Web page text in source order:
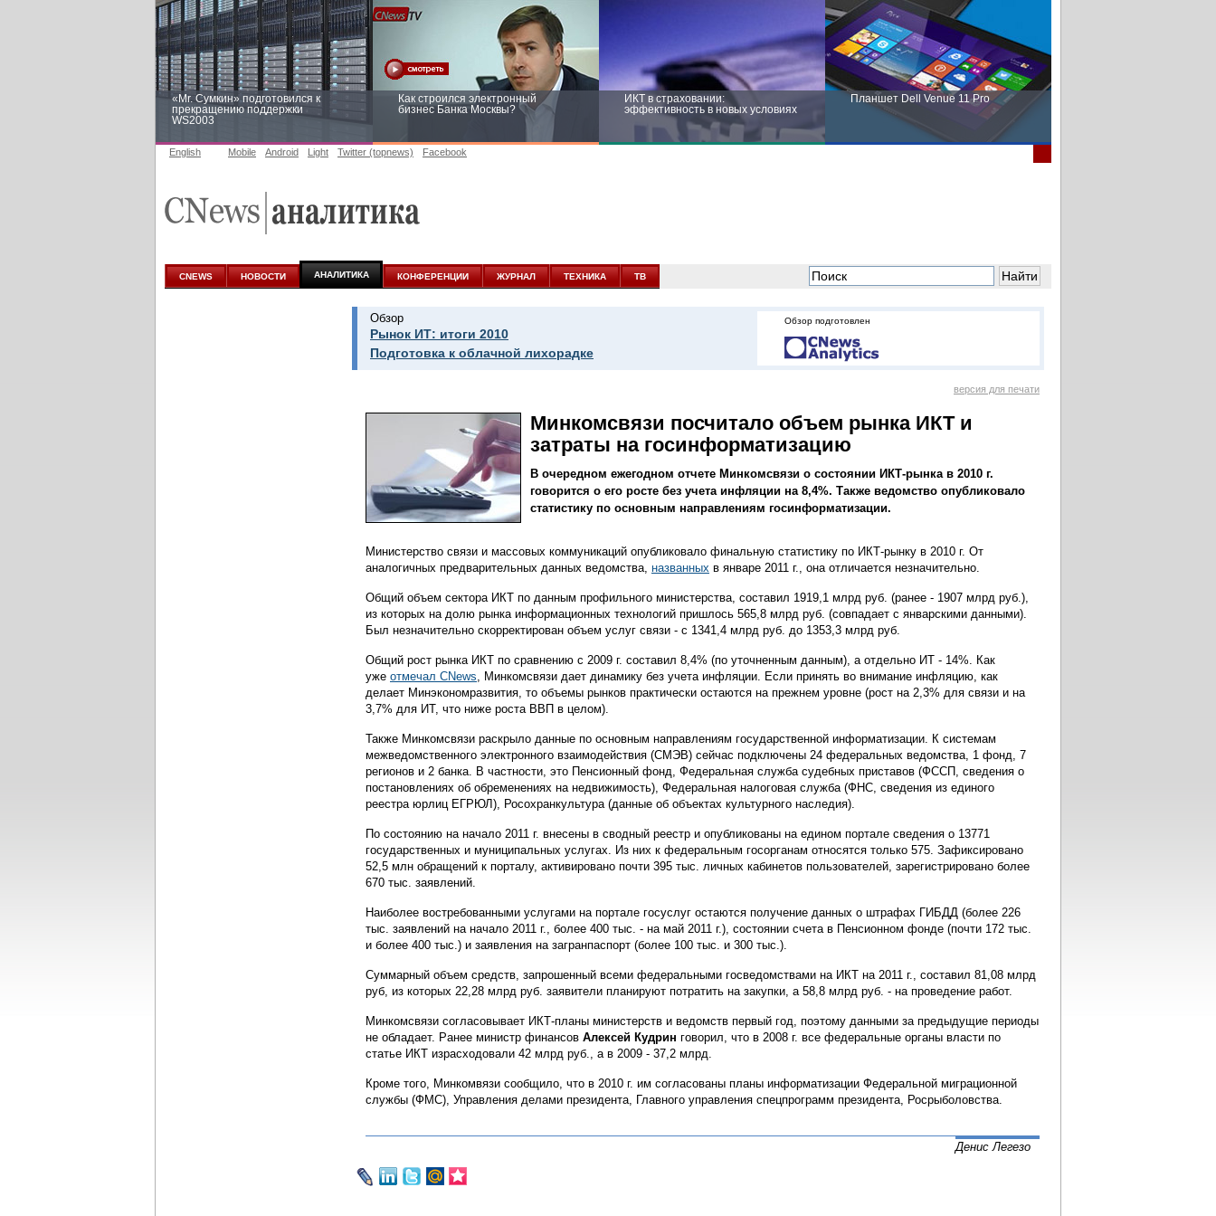
«Mr. Сумкин» подготовился к
прекращению поддержки
WS2003
Как строился электронный
бизнес Банка Москвы?
ИКТ в страховании:
эффективность в новых условиях
Планшет Dell Venue 11 Pro
аналитике
новых условиях
English Mobile Android Light Twitter (topnews) Facebook
CNEWS НОВОСТИ АНАЛИТИКА КОНФЕРЕНЦИИ ЖУРНАЛ ТЕХНИКА ТВ
Обзор
Рынок ИТ: итоги 2010
Подготовка к облачной лихорадке
Обзор подготовлен
версия для печати
Минкомсвязи посчитало объем рынка ИКТ и
затраты на госинформатизацию
В очередном ежегодном отчете Минкомсвязи о состоянии ИКТ-рынка в 2010 г.
говорится о его росте без учета инфляции на 8,4%. Также ведомство опубликовало
статистику по основным направлениям госинформатизации.
Министерство связи и массовых коммуникаций опубликовало финальную статистику по ИКТ-рынку в 2010 г. От
аналогичных предварительных данных ведомства, названных в январе 2011 г., она отличается незначительно.
Общий объем сектора ИКТ по данным профильного министерства, составил 1919,1 млрд руб. (ранее - 1907 млрд руб.),
из которых на долю рынка информационных технологий пришлось 565,8 млрд руб. (совпадает с январскими данными).
Был незначительно скорректирован объем услуг связи - с 1341,4 млрд руб. до 1353,3 млрд руб.
Общий рост рынка ИКТ по сравнению с 2009 г. составил 8,4% (по уточненным данным), а отдельно ИТ - 14%. Как
уже отмечал CNews, Минкомсвязи дает динамику без учета инфляции. Если принять во внимание инфляцию, как
делает Минэкономразвития, то объемы рынков практически остаются на прежнем уровне (рост на 2,3% для связи и на
3,7% для ИТ, что ниже роста ВВП в целом).
Также Минкомсвязи раскрыло данные по основным направлениям государственной информатизации. К системам
межведомственного электронного взаимодействия (СМЭВ) сейчас подключены 24 федеральных ведомства, 1 фонд, 7
регионов и 2 банка. В частности, это Пенсионный фонд, Федеральная служба судебных приставов (ФССП, сведения о
постановлениях об обременениях на недвижимость), Федеральная налоговая служба (ФНС, сведения из единого
реестра юрлиц ЕГРЮЛ), Росохранкультура (данные об объектах культурного наследия).
По состоянию на начало 2011 г. внесены в сводный реестр и опубликованы на едином портале сведения о 13771
государственных и муниципальных услугах. Из них к федеральным госорганам относятся только 575. Зафиксировано
52,5 млн обращений к порталу, активировано почти 395 тыс. личных кабинетов пользователей, зарегистрировано более
670 тыс. заявлений.
Наиболее востребованными услугами на портале госуслуг остаются получение данных о штрафах ГИБДД (более 226
тыс. заявлений на начало 2011 г., более 400 тыс. - на май 2011 г.), состоянии счета в Пенсионном фонде (почти 172 тыс.
и более 400 тыс.) и заявления на загранпаспорт (более 100 тыс. и 300 тыс.).
Суммарный объем средств, запрошенный всеми федеральными госведомствами на ИКТ на 2011 г., составил 81,08 млрд
руб, из которых 22,28 млрд руб. заявители планируют потратить на закупки, а 58,8 млрд руб. - на проведение работ.
Минкомсвязи согласовывает ИКТ-планы министерств и ведомств первый год, поэтому данными за предыдущие периоды
не обладает. Ранее министр финансов Алексей Кудрин говорил, что в 2008 г. все федеральные органы власти по
статье ИКТ израсходовали 42 млрд руб., а в 2009 - 37,2 млрд.
Кроме того, Минкомвязи сообщило, что в 2010 г. им согласованы планы информатизации Федеральной миграционной
службы (ФМС), Управления делами президента, Главного управления спецпрограмм президента, Росрыболовства.
Денис Легезо